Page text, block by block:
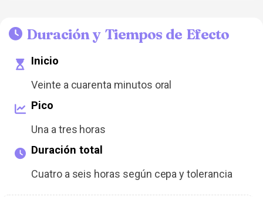
Duración y Tiempos de Efecto
Inicio
Veinte a cuarenta minutos oral
Pico
Una a tres horas
Duración total
Cuatro a seis horas según cepa y tolerancia